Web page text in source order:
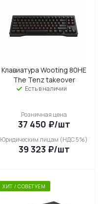
Клавиатура Wooting 80HE
The Tenz takeover
Есть в наличии
Розничная цена
37 450 ₽/шт
Юридическим лицам (НДС 5%)
39 323 ₽/шт
ХИТ / СОВЕТУЕМ